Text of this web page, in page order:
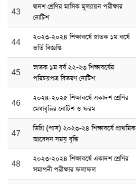
43
দ্বাদশ শ্রেণির মাসিক মূল্যায়ন পরীক্ষার
নোটিশ
44
২০২৩-২০২৪ শিক্ষাবর্ষে স্নাতক ১ম বর্ষে
ভর্তি বিজ্ঞপ্তি
45
স্নাতক ১ম বর্ষ ২২-২৩ শিক্ষাবর্ষের
পরিচয়পত্র বিতরণ নোটিশ
46
২০২৪-২০২৫ শিক্ষাবর্ষে একাদশ শ্রেণির
মেধাবৃত্তির নোটিশ ও ফরম
47
ডিগ্রি (পাস) ২০২৩-২৪ শিক্ষাবর্ষে প্রাথমিক
আবেদন সময় বৃদ্ধি
48
২০২৩-২০২৪ শিক্ষাবর্ষে একাদশ শ্রেণির
সমাপনী পরীক্ষার ফলাফল